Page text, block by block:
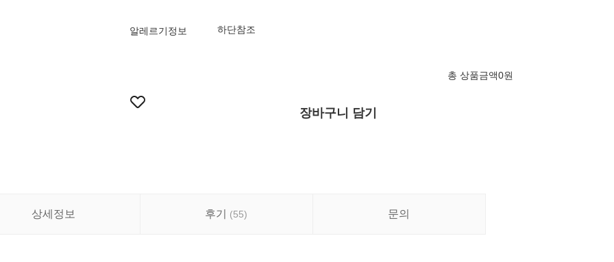
알레르기정보 하단참조
총 상품금액0원
장바구니 담기
상세정보 후기 (55) 문의